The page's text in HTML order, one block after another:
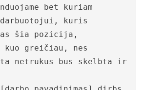
bet kuriam
kuris
šia pozicija,
kuo greičiau, nes
netrukus bus skelbta ir